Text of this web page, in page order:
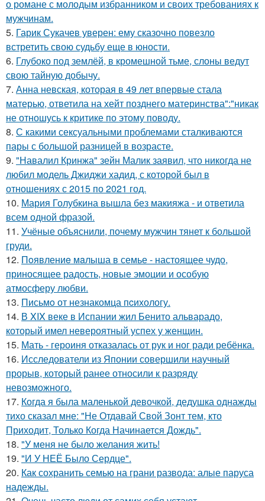
о романе с молодым избранником и своих требованиях к
мужчинам.
5. Гарик Сукачев уверен: ему сказочно повезло
встретить свою судьбу еще в юности.
6. Глубоко под землёй, в кромешной тьме, слоны ведут
свою тайную добычу.
7. Анна невская, которая в 49 лет впервые стала
матерью, ответила на хейт позднего материнства":"никак
не отношусь к критике по этому поводу.
8. С какими сексуальными проблемами сталкиваются
пары с большой разницей в возрасте.
9. "Навалил Кринжа" зейн Малик заявил, что никогда не
любил модель Джиджи хадид, с которой был в
отношениях с 2015 по 2021 год.
10. Мария Голубкина вышла без макияжа - и ответила
всем одной фразой.
11. Учёные объяснили, почему мужчин тянет к большой
груди.
12. Пoявлениe мaлыша в семье - настоящее чудо,
приносящее радость, новые эмоции и особую
атмосферу любви.
13. Письмo от незнакомца пcихологу.
14. В XIX веке в Испании жил Бенито альварадо,
который имел невероятный успех у женщин.
15. Мать - героиня отказалась от рук и ног ради ребёнка.
16. Исследователи из Японии совершили научный
прорыв, который ранее относили к разряду
невозможного.
17. Когда я была маленькой девочкой, дедушка однажды
тихо сказал мне: "Не Отдавай Свой Зонт тем, кто
Приходит, Только Когда Начинается Дождь".
18. "У меня не было желания жить!
19. "И У НЕЁ Было Сердце".
20. Как сохранить семью на грани развода: алые паруса
надежды.